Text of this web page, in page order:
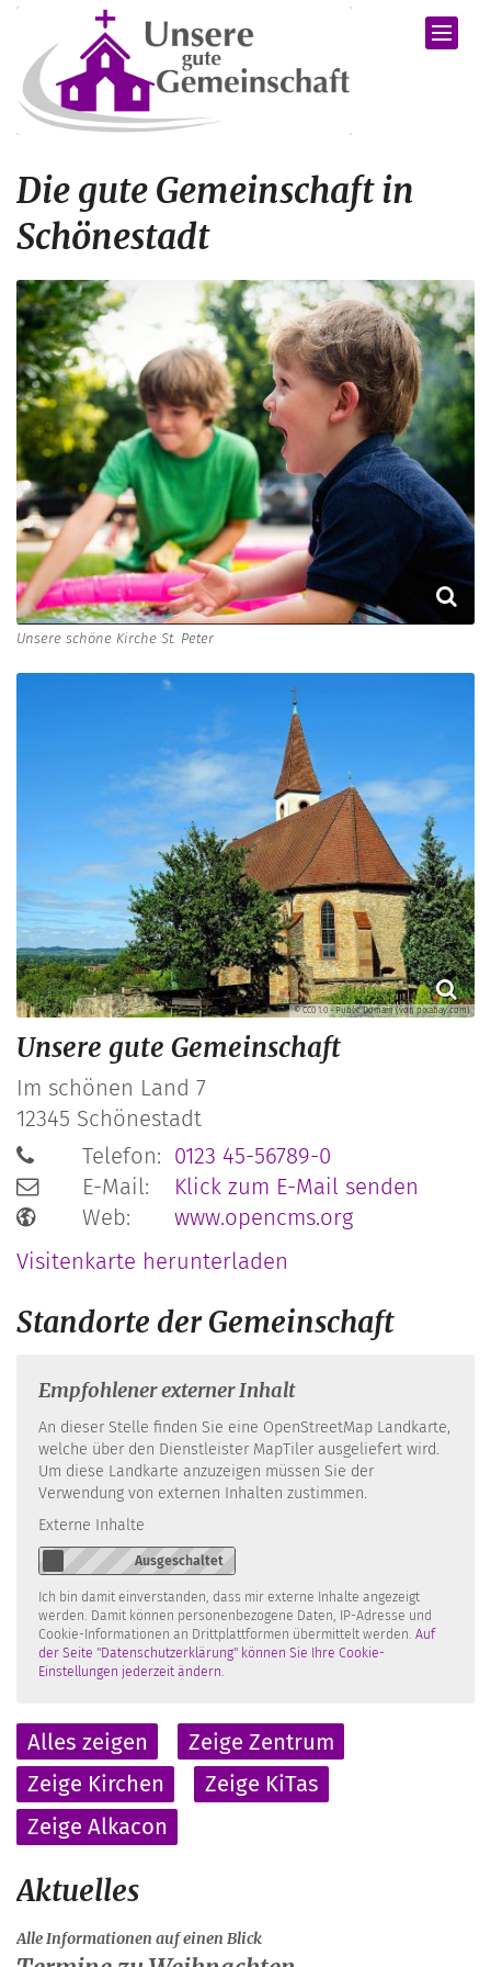
Zum Inhalt springen
Die gute Gemeinschaft in
Schönestadt
Unsere schöne Kirche St. Peter
© CC0 1.0 - Public Domain (von pixabay.com)
Unsere gute Gemeinschaft
Im schönen Land 7
12345 Schönestadt
Telefon: 0123 45-56789-0
E-Mail:
Klick zum E-Mail senden
Web:
www.opencms.org
Visitenkarte herunterladen
Standorte der Gemeinschaft
Empfohlener externer Inhalt
An dieser Stelle finden Sie eine OpenStreetMap Landkarte,
welche über den Dienstleister MapTiler ausgeliefert wird.
Um diese Landkarte anzuzeigen müssen Sie der
Verwendung von externen Inhalten zustimmen.
Externe Inhalte
Ich bin damit einverstanden, dass mir externe Inhalte angezeigt
werden. Damit können personenbezogene Daten, IP-Adresse und
Cookie-Informationen an Drittplattformen übermittelt werden. Auf
der Seite "Datenschutzerklärung" können Sie Ihre Cookie-
Einstellungen jederzeit ändern.
Alles zeigen
Zeige Zentrum
Zeige Kirchen
Zeige KiTas
Zeige Alkacon
Aktuelles
Alle Informationen auf einen Blick: